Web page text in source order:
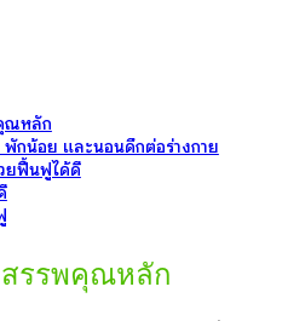
ณหลัก
กน้อย และนอนดึกต่อร่างกาย
ยฟื้นฟูได้ดี
รรพคุณหลัก